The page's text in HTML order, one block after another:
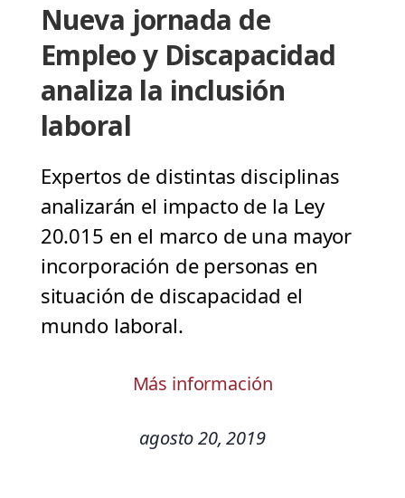
Nueva jornada de
Empleo y Discapacidad
analiza la inclusión
laboral
Expertos de distintas disciplinas
analizarán el impacto de la Ley
20.015 en el marco de una mayor
incorporación de personas en
situación de discapacidad el
mundo laboral.
Más información
agosto 20, 2019